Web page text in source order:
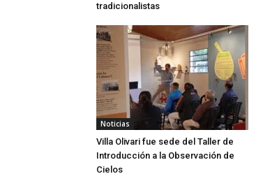
tradicionalistas
Noticias
Villa Olivari fue sede del Taller de
Introducción a la Observación de
Cielos